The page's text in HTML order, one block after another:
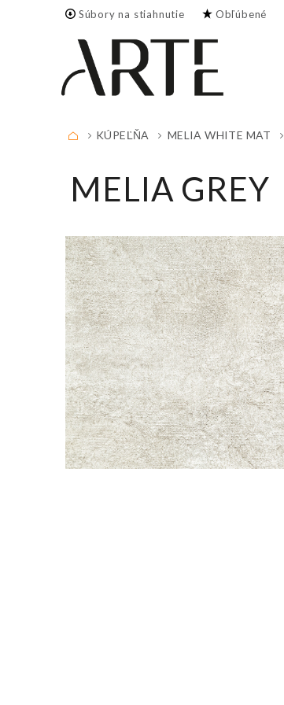
Súbory na stiahnutie Obľúbené
Zoznam obľúbených
PLNÝ ZOZNAM
KÚPEĽŇA MELIA WHITE MAT
MELIA GREY